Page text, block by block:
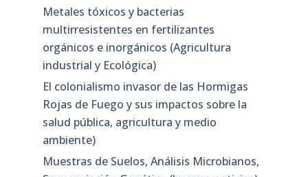
Metales tóxicos y bacterias
multirresistentes en fertilizantes
orgánicos e inorgánicos (Agricultura
industrial y Ecológica)
El colonialismo invasor de las Hormigas
Rojas de Fuego y sus impactos sobre la
salud pública, agricultura y medio
ambiente)
Muestras de Suelos, Análisis Microbianos,